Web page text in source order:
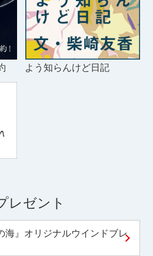
よう知らんけど日記
レゼント
海』オリジナルウインドブレ